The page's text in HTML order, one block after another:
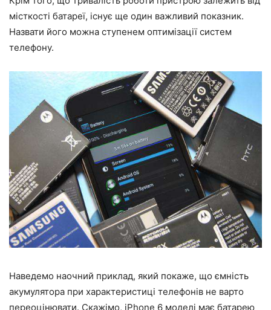
місткості батареї, існує ще один важливий показник.
Назвати його можна ступенем оптимізації систем
телефону.
Наведемо наочний приклад, який покаже, що ємність
акумулятора при характеристиці телефонів не варто
переоцінювати. Скажімо, iPhone 6 моделі має батарею